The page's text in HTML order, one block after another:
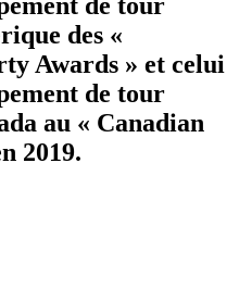
des «
Awards » et celui
de tour
au « Canadian
2019.